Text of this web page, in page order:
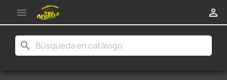
 
search